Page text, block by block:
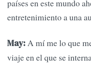
países en este mundo
entretenimiento a una
May:A mí me lo que
viaje en el que se